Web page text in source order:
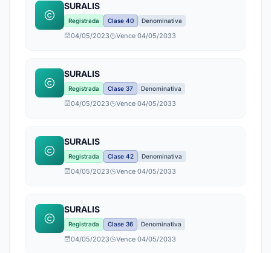
SURALIS
Registrada Clase 40 Denominativa
04/05/2023 Vence 04/05/2033
SURALIS
Registrada Clase 37 Denominativa
04/05/2023 Vence 04/05/2033
SURALIS
Registrada Clase 42 Denominativa
04/05/2023 Vence 04/05/2033
SURALIS
Registrada Clase 36 Denominativa
04/05/2023 Vence 04/05/2033